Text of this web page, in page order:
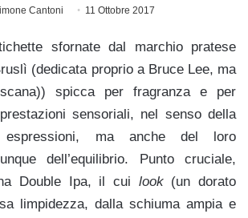
Cantoni 11 Ottobre 2017
sfornate dal marchio pratese
(dedicata proprio a Bruce Lee, ma
spicca per fragranza e per
sensoriali, nel senso della
espressioni, ma anche del loro
dell’equilibrio. Punto cruciale,
Double Ipa, il cui look(un dorato
limpidezza, dalla schiuma ampia e